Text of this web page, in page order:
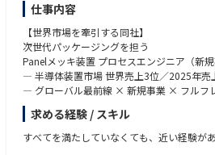
仕事内容
【世界市場を牽引する同社】
次世代パッケージングを担う
Panelメッキ装置 プロセスエンジニア（新規
― 半導体装置市場 世界売上3位／2025年
― グローバル最前線 × 新規事業 × フルフ
同社の完成されたブランドの中で、あえて“
んな希少な挑戦に、あなたのプロセス技術
求める経験 / スキル
すべてを満たしていなくても、近い経験が